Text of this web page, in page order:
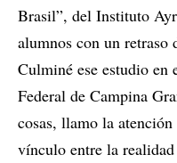
Brasil”, del Instituto
alumnos con un retraso
Culminé ese estudio en
Federal de Campina
cosas, llamo la
vínculo entre la